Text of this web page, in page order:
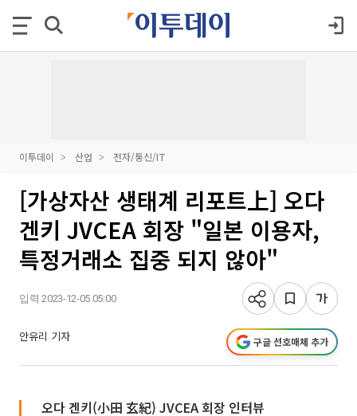
이투데이 산업 전자/통신/IT
[가상자산 생태계 리포트上] 오다
겐키 JVCEA 회장 "일본 이용자,
특정거래소 집중 되지 않아"
입력 2023-12-05 05:00
안유리 기자 구글 선호매체 추가
오다 겐키(小田 玄紀) JVCEA 회장 인터뷰